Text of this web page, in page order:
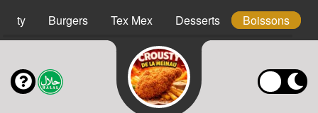
Burgers Tex Mex Desserts Boissons